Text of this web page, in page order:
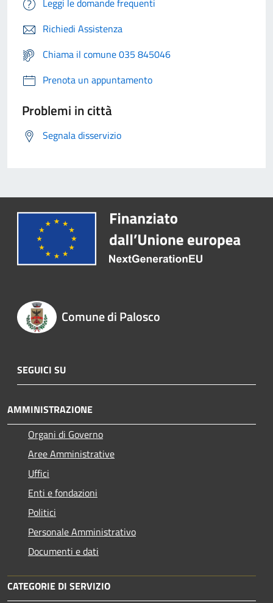
Richiedi Assistenza
Chiama il comune 035 845046
Prenota un appuntamento
Problemi in città
Segnala disservizio
Comune di Palosco
SEGUICI SU
AMMINISTRAZIONE
Organi di Governo
Aree Amministrative
Uffici
Enti e fondazioni
Politici
Personale Amministrativo
Documenti e dati
CATEGORIE DI SERVIZIO